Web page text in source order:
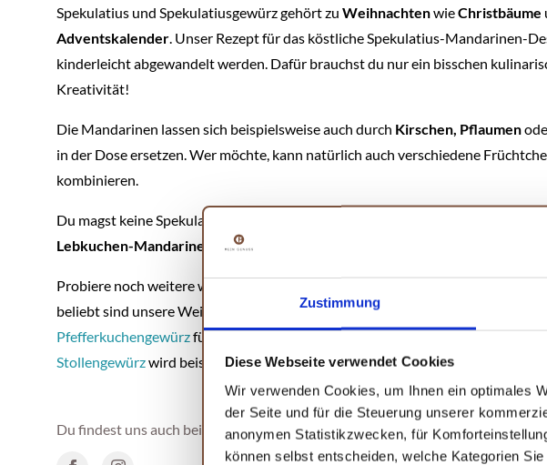
Zustimmung
Diese Webseite verwendet Cookies
Wir verwenden Cookies, um Ihnen ein optimales
der Seite und für die Steuerung unserer
anonymen Statistikzwecken, für
können selbst entscheiden, welche Kategorien
Spekulatius und Spekulatiusgewürz gehört zu WeihnachtenwieChristbäume
Adventskalender. Unser Rezept für das köstliche Spekulatius-Mandarinen-
kinderleicht abgewandelt werden. Dafür brauchst du nur ein bisschen
Kreativität!
Die Mandarinen lassen sich beispielsweise auch durch Kirschen, Pflaumen
in der Dose ersetzen. Wer möchte, kann natürlich auch verschiedene
kombinieren.
Du magst keine Spekulatius-Kekse? Das Dessert lässt sich im Handumdrehen in
Lebkuchen-Mandarinen-Dessert
Probiere noch weitere weihnachtliche Rezepte- und Gewürze von MEIN
beliebt sind unsere WeihnachtsgewürzeSpekulatiusgewürz
Pfefferkuchengewürzfür feine Weihnachtsspezialitäten. Mit unserem fein
Stollengewürzwird beispielsweiseChriststollenselber backen zum Kinderspiel!
Du findest uns auch bei: